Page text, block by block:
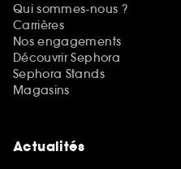
Qui sommes-nous ?
Carrières
Nos engagements
Découvrir Sephora
Sephora Stands
Magasins
Actualités